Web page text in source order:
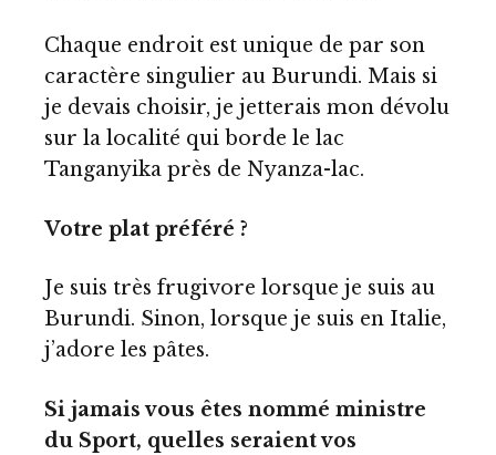
Chaque endroit est unique de par son
caractère singulier au Burundi. Mais si
je devais choisir, je jetterais mon dévolu
sur la localité qui borde le lac
Tanganyika près de Nyanza-lac.
Votre plat préféré ?
Je suis très frugivore lorsque je suis au
Burundi. Sinon, lorsque je suis en Italie,
j’adore les pâtes.
Si jamais vous êtes nommé ministre
du Sport, quelles seraient vos